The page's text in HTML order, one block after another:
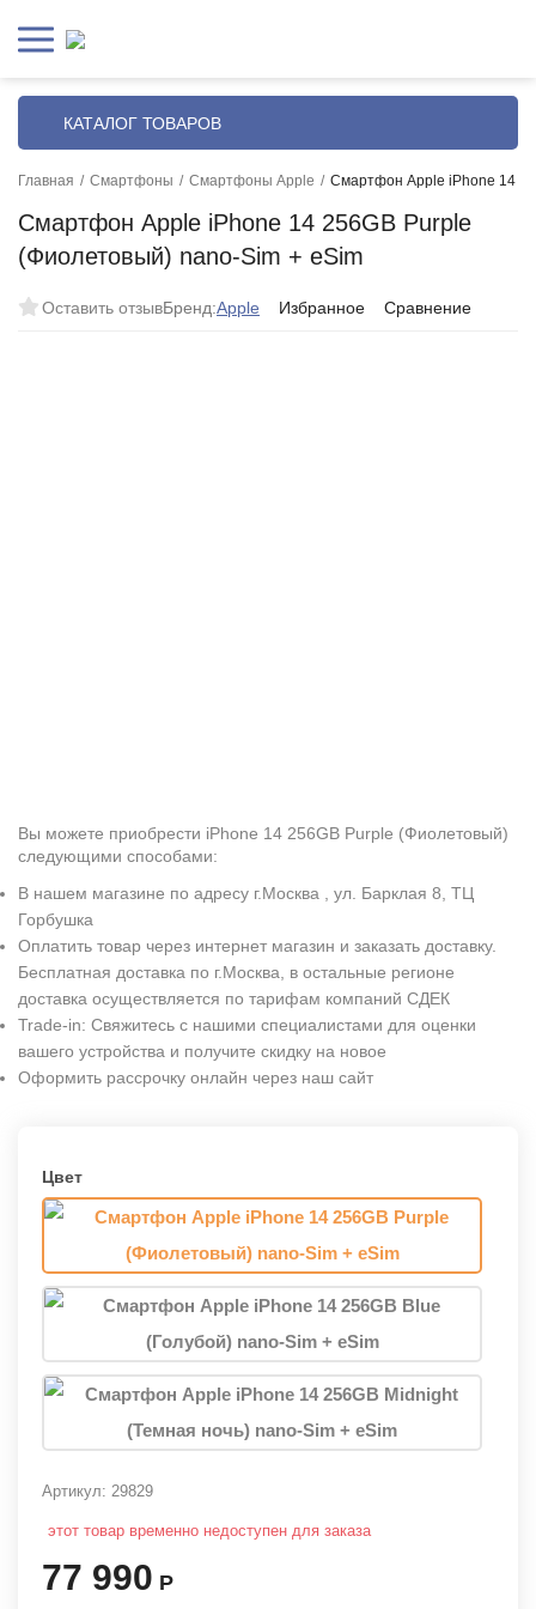
КАТАЛОГ ТОВАРОВ
Главная / Смартфоны / Смартфоны Apple / Смартфон Apple iPhone 14
Смартфон Apple iPhone 14 256GB Purple
(Фиолетовый) nano-Sim + eSim
Оставить отзывБренд:Apple Избранное Сравнение
Вы можете приобрести iPhone 14 256GB Purple (Фиолетовый)
следующими способами:
В нашем магазине по адресу г.Москва , ул. Барклая 8, ТЦ
Горбушка
Оплатить товар через интернет магазин и заказать доставку.
Бесплатная доставка по г.Москва, в остальные регионе
доставка осуществляется по тарифам компаний СДЕК
Trade-in: Свяжитесь с нашими специалистами для оценки
вашего устройства и получите скидку на новое
Оформить рассрочку онлайн через наш сайт
Цвет
Артикул: 29829
этот товар временно недоступен для заказа
77 990 Р